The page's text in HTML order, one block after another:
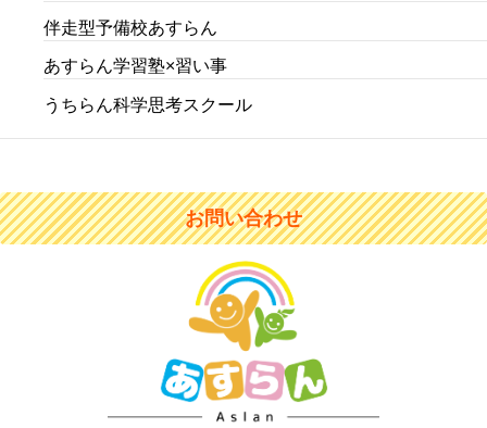
伴走型予備校あすらん
あすらん学習塾×習い事
うちらん科学思考スクール
お問い合わせ